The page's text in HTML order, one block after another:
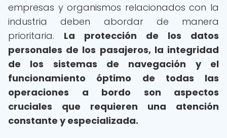
empresas y organismos relacionados con la
industria deben abordar de manera
prioritaria. La protección de los datos
personales de los pasajeros, la integridad
de los sistemas de navegación y el
funcionamiento óptimo de todas las
operaciones a bordo son aspectos
cruciales que requieren una atención
constante y especializada.